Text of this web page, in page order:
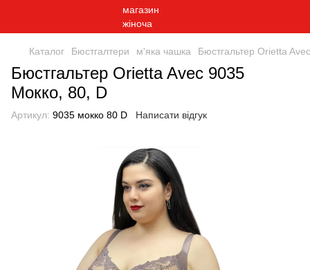
Каталог Бюстгалтери м'яка чашка Бюстгальтер Orietta
Бюстгальтер Orietta Avec 9035
Мокко, 80, D
Артикул: 9035 мокко 80 D Написати відгук